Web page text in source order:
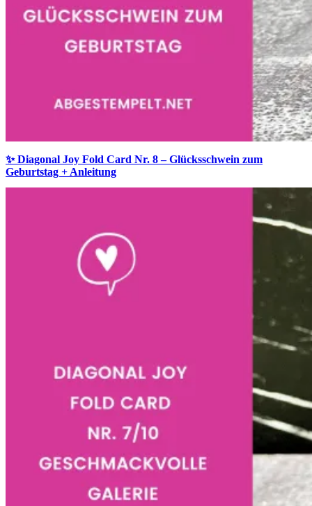
✨ Diagonal Joy Fold Card Nr. 8 – Glücksschwein zum
Geburtstag + Anleitung